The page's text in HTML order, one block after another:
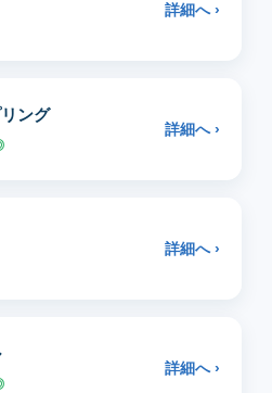
詳細へ ›
ング
詳細へ ›
詳細へ ›
詳細へ ›